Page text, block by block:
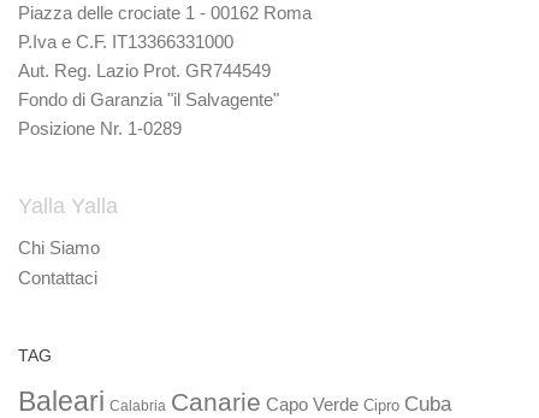
Piazza delle crociate 1 - 00162 Roma
P.Iva e C.F. IT13366331000
Aut. Reg. Lazio Prot. GR744549
Fondo di Garanzia "il Salvagente"
Posizione Nr. 1-0289
Yalla Yalla
Chi Siamo
Contattaci
TAG
Baleari Calabria Canarie Capo Verde Cipro Cuba